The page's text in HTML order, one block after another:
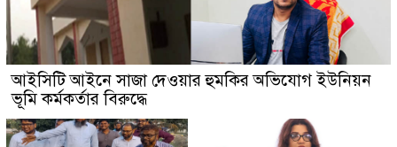
আইসিটি আইনে সাজা দেওয়ার হুমকির অভিযোগ ইউনিয়ন
ভূমি কর্মকর্তার বিরুদ্ধে